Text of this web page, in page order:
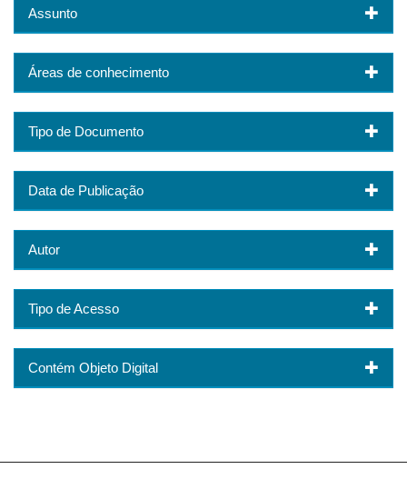
Assunto
Áreas de conhecimento
Tipo de Documento
Data de Publicação
Autor
Tipo de Acesso
Contém Objeto Digital